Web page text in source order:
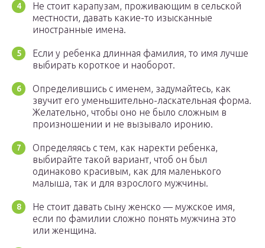
Не стоит карапузам, проживающим в сельской
местности, давать какие-то изысканные
иностранные имена.
Если у ребенка длинная фамилия, то имя лучше
выбирать короткое и наоборот.
Определившись с именем, задумайтесь, как
звучит его уменьшительно-ласкательная форма.
Желательно, чтобы оно не было сложным в
произношении и не вызывало иронию.
Определяясь с тем, как наректи ребенка,
выбирайте такой вариант, чтоб он был
одинаково красивым, как для маленького
малыша, так и для взрослого мужчины.
Не стоит давать сыну женско — мужское имя,
если по фамилии сложно понять мужчина это
или женщина.